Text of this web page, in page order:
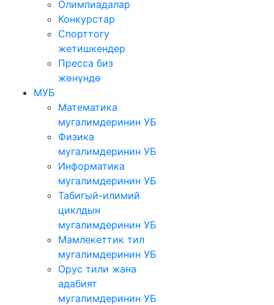
Олимпиадалар
Конкурстар
Спорттогу
жетишкендер
Пресса биз
жөнүндө
МУБ
Математика
мугалимдеринин УБ
Физика
мугалимдеринин УБ
Информатика
мугалимдеринин УБ
Табигый-илимий
циклдын
мугалимдеринин УБ
Мамлекеттик тил
мугалимдеринин УБ
Орус тили жана
адабият
мугалимдеринин УБ